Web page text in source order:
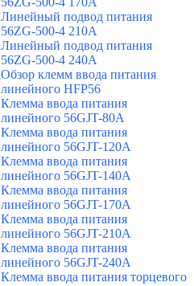
Линейный подвод питания
56ZG-500-4 210A
Линейный подвод питания
56ZG-500-4 240A
Обзор клемм ввода питания
линейного HFP56
Клемма ввода питания
линейного 56GJT-80A
Клемма ввода питания
линейного 56GJT-120A
Клемма ввода питания
линейного 56GJT-140A
Клемма ввода питания
линейного 56GJT-170A
Клемма ввода питания
линейного 56GJT-210A
Клемма ввода питания
линейного 56GJT-240A
Клемма ввода питания торцевого